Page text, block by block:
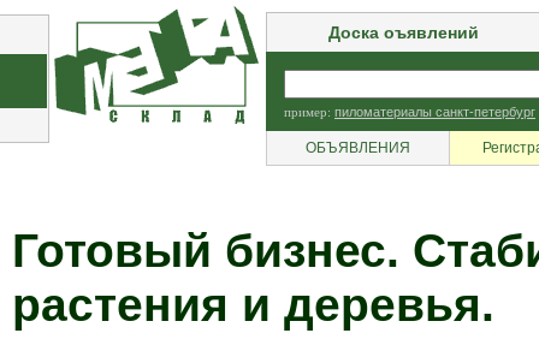
Доска оъявлений
пример: пиломатериалы санкт-петербург
ОБЪЯВЛЕНИЯ
Готовый бизнес.
растения и деревья.